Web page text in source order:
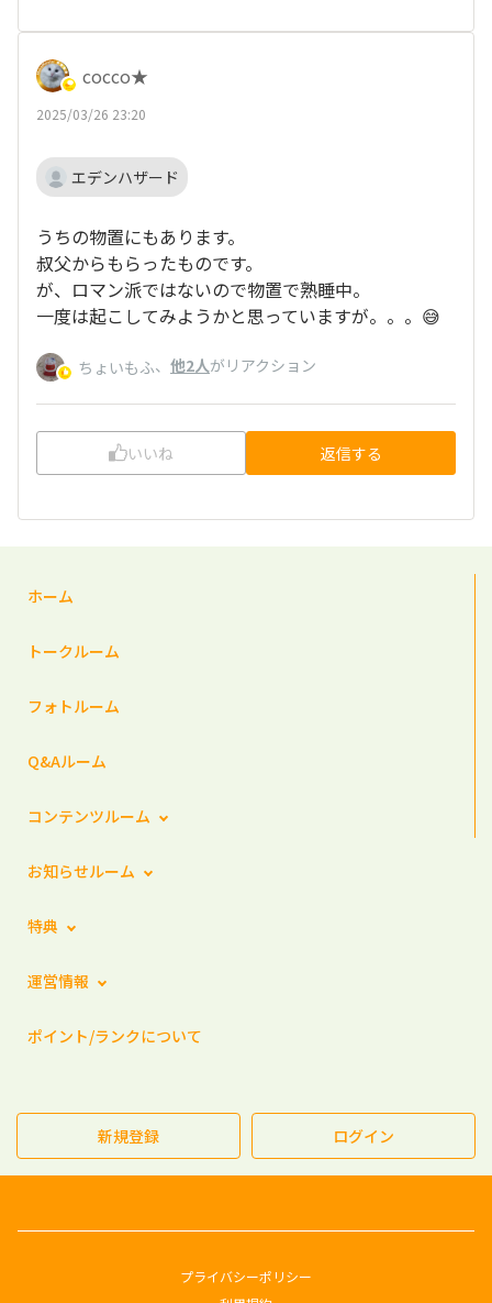
cocco★
2025/03/26 23:20
エデンハザード
うちの物置にもあります。
叔父からもらったものです。
が、ロマン派ではないので物置で熟睡中。
一度は起こしてみようかと思っていますが。。。😅
ちょいもふ、 他2人がリアクション
いいね 返信する
ホーム
トークルーム
フォトルーム
Q&Aルーム
コンテンツルーム
お知らせルーム
特典
運営情報
ポイント/ランクについて
新規登録 ログイン
プライバシーポリシー